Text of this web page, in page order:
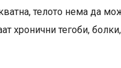
телото нема да
хронични тегоби,